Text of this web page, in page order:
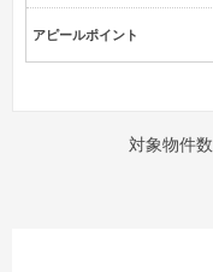
アピールポイント
対象物件数